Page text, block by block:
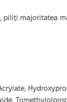
majoritatea